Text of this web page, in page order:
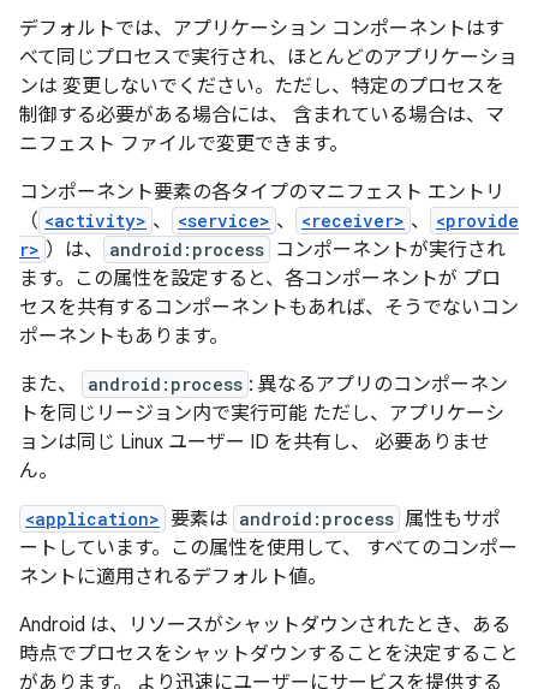
デフォルトでは、アプリケーション コンポーネントはす
べて同じプロセスで実行され、ほとんどのアプリケーショ
ンは 変更しないでください。ただし、特定のプロセスを
制御する必要がある場合には、 含まれている場合は、マ
ニフェスト ファイルで変更できます。
コンポーネント要素の各タイプのマニフェスト エントリ
（ <activity> 、 <service> 、 <receiver> 、
<provide
r> ）は、 android:process コンポーネントが実行され
ます。この属性を設定すると、各コンポーネントが プロ
セスを共有するコンポーネントもあれば、そうでないコン
ポーネントもあります。
また、
android:process : 異なるアプリのコンポーネン
トを同じリージョン内で実行可能 ただし、アプリケーシ
ョンは同じ Linux ユーザー ID を共有し、 必要ありませ
ん。
<application> 要素は android:process 属性もサポ
ートしています。この属性を使用して、 すべてのコンポー
ネントに適用されるデフォルト値。
Android は、リソースがシャットダウンされたとき、ある
時点でプロセスをシャットダウンすることを決定すること
があります。 より迅速にユーザーにサービスを提供する